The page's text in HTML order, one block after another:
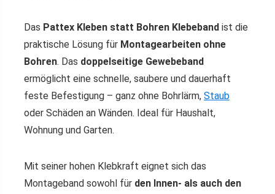
Das Pattex Kleben statt Bohren Klebeband ist die
praktische Lösung für Montagearbeiten ohne
Bohren. Das doppelseitige Gewebeband
ermöglicht eine schnelle, saubere und dauerhaft
feste Befestigung – ganz ohne Bohrlärm, Staub
oder Schäden an Wänden. Ideal für Haushalt,
Wohnung und Garten.
Mit seiner hohen Klebkraft eignet sich das
Montageband sowohl für den Innen- als auch den